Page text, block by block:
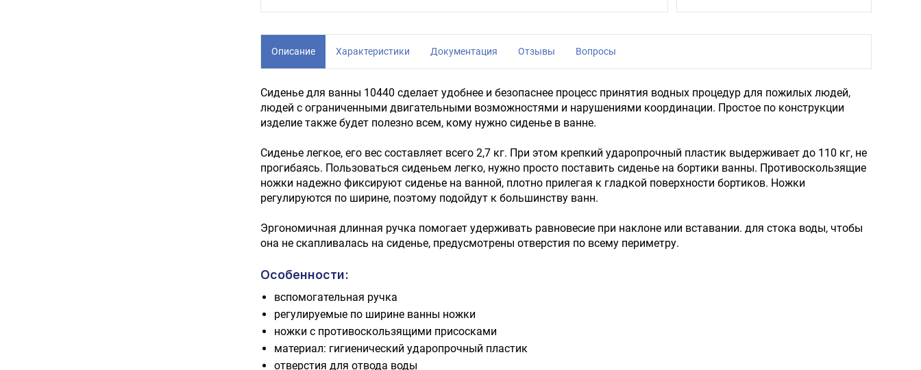
Описание Характеристики Документация Отзывы Вопросы
Сиденье для ванны 10440 сделает удобнее и безопаснее процесс принятия водных процедур для пожилых людей,
людей с ограниченными двигательными возможностями и нарушениями координации. Простое по конструкции
изделие также будет полезно всем, кому нужно сиденье в ванне.
Сиденье легкое, его вес составляет всего 2,7 кг. При этом крепкий ударопрочный пластик выдерживает до 110 кг, не
прогибаясь. Пользоваться сиденьем легко, нужно просто поставить сиденье на бортики ванны. Противоскользящие
ножки надежно фиксируют сиденье на ванной, плотно прилегая к гладкой поверхности бортиков. Ножки
регулируются по ширине, поэтому подойдут к большинству ванн.
Эргономичная длинная ручка помогает удерживать равновесие при наклоне или вставании. для стока воды, чтобы
она не скапливалась на сиденье, предусмотрены отверстия по всему периметру.
Особенности:
вспомогательная ручка
регулируемые по ширине ванны ножки
ножки с противоскользящими присосками
материал: гигиенический ударопрочный пластик
отверстия для отвода воды